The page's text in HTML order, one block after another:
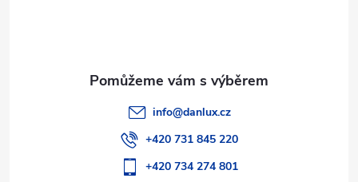
info@danlux.cz
+420 731 845 220
+420 734 274 801